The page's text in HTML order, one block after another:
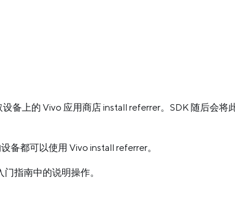
备上的 Vivo 应用商店 install referrer。SDK 随后会将
备都可以使用 Vivo install referrer。
指南中的说明操作。